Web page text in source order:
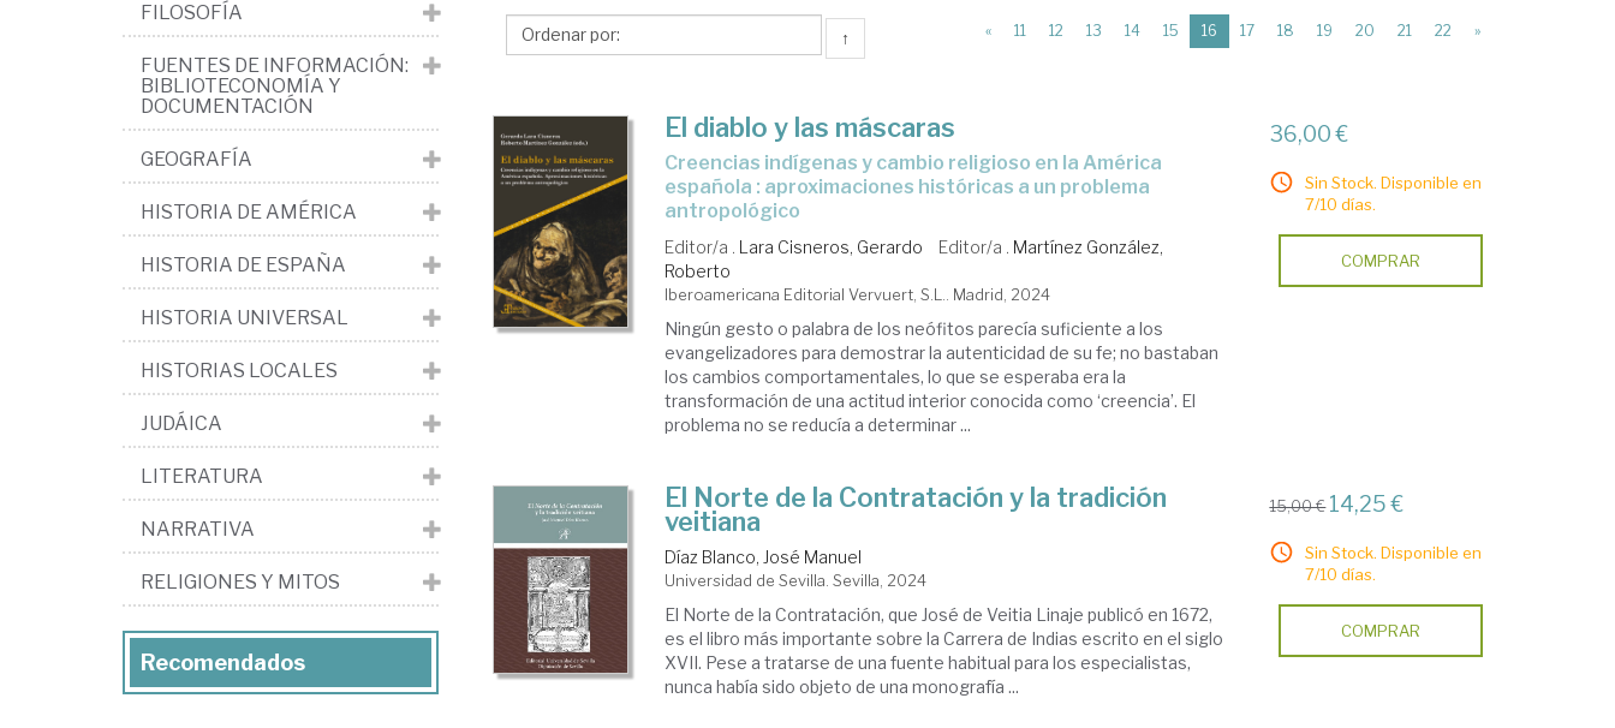
↑ « 11 12 13 14 15 16 (current)
17 18 19 20 21 22 »
El diablo y las máscaras
creencias indígenas y cambio religioso en la América
española : aproximaciones históricas a un problema
antropológico
Editor/a . Lara Cisneros, Gerardo Editor/a . Martínez González,
Roberto
Iberoamericana Editorial Vervuert, S.L.. Madrid, 2024
Ningún gesto o palabra de los neófitos parecía suficiente a los
evangelizadores para demostrar la autenticidad de su fe; no bastaban
los cambios comportamentales, lo que se esperaba era la
transformación de una actitud interior conocida como ‘creencia’. El
problema no se reducía a determinar ...
36,00 €
Sin Stock. Disponible en
7/10 días.
COMPRAR
El Norte de la Contratación y la tradición
veitiana
Díaz Blanco, José Manuel
Universidad de Sevilla. Sevilla, 2024
El Norte de la Contratación, que José de Veitia Linaje publicó en 1672,
es el libro más importante sobre la Carrera de Indias escrito en el siglo
XVII. Pese a tratarse de una fuente habitual para los especialistas,
nunca había sido objeto de una monografía ...
15,00 € 14,25 €
Sin Stock. Disponible en
7/10 días.
COMPRAR
FILOSOFÍA
FUENTES DE INFORMACIÓN:
BIBLIOTECONOMÍA Y
DOCUMENTACIÓN
GEOGRAFÍA
HISTORIA DE AMÉRICA
HISTORIA DE ESPAÑA
HISTORIA UNIVERSAL
HISTORIAS LOCALES
JUDÁICA
LITERATURA
NARRATIVA
RELIGIONES Y MITOS
Recomendados